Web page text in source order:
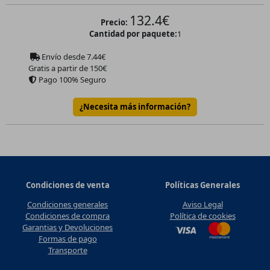
Precio: 132.4€
Cantidad por paquete:1
Envío desde7.44€
Gratis a partir de 150€
Pago 100% Seguro
¿Necesita más información?
Condiciones de venta
Condiciones generales
Condiciones de compra
Garantias y Devoluciones
Formas de pago
Transporte
Políticas Generales
Aviso Legal
Política de cookies